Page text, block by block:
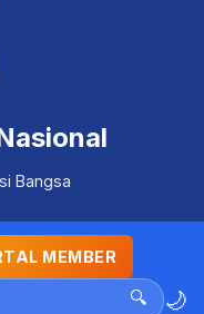
Bangsa
MEMBER
🔍 🌙